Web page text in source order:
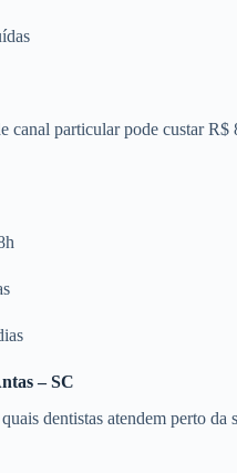
canal particular pode custar
– SC
dentistas atendem perto